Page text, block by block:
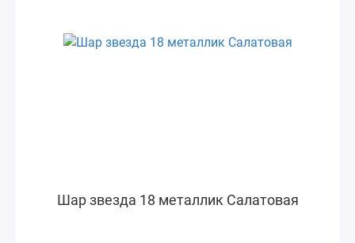
Шар звезда 18 металлик Салатовая